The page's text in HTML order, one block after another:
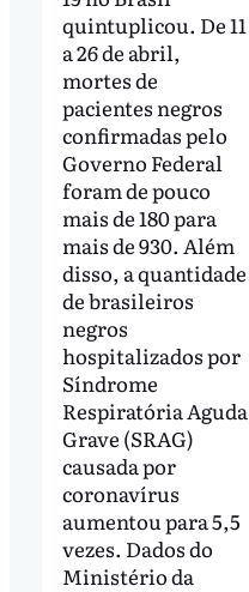
quintuplicou. De 11
a 26 de abril,
mortes de
pacientes negros
confirmadas pelo
Governo Federal
foram de pouco
mais de 180 para
mais de 930. Além
disso, a quantidade
de brasileiros
negros
hospitalizados por
Síndrome
Respiratória Aguda
Grave (SRAG)
causada por
coronavírus
aumentou para 5,5
vezes. Dados do
Ministério da